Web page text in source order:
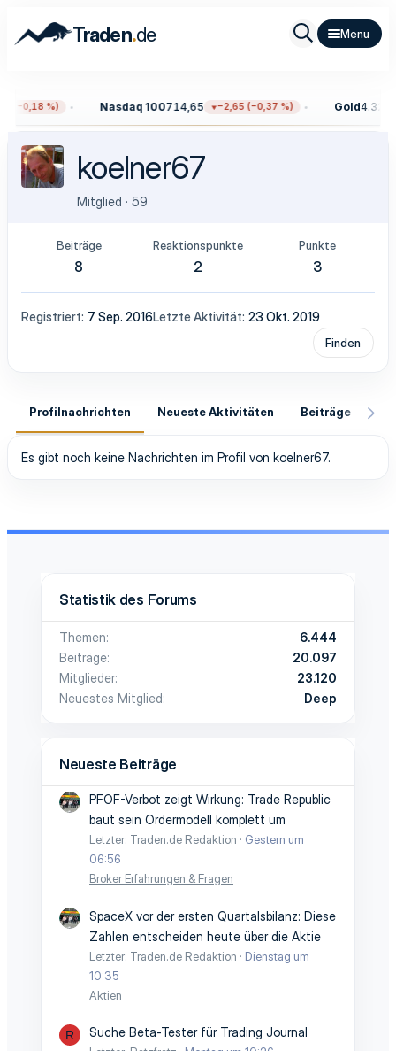
Traden.de
(−0,18 %) Nasdaq 100714,65 −2,65 (−0,37 %) Gold
koelner67
Mitglied · 59
Beiträge
8
Reaktionspunkte
2
Punkte
3
Registriert 7 Sep. 2016Letzte Aktivität 23 Okt. 2019
Finden
Profilnachrichten Neueste Aktivitäten Beiträge
Es gibt noch keine Nachrichten im Profil von koelner67.
Statistik des Forums
Themen
6.444
Beiträge
20.097
Mitglieder
23.120
Neuestes Mitglied
Deep
Neueste Beiträge
PFOF-Verbot zeigt Wirkung: Trade Republic
baut sein Ordermodell komplett um
Letzter: Traden.de Redaktion
Gestern um
06:56
Broker Erfahrungen & Fragen
SpaceX vor der ersten Quartalsbilanz: Diese
Zahlen entscheiden heute über die Aktie
Letzter: Traden.de Redaktion
Dienstag um
10:35
Aktien
R Suche Beta-Tester für Trading Journal